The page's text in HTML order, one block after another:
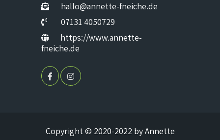
hallo@annette-fneiche.de
07131 4050729
https://www.annette-
fneiche.de
Copyright © 2020-2022 by Annette